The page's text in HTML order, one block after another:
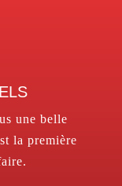
une belle
la première